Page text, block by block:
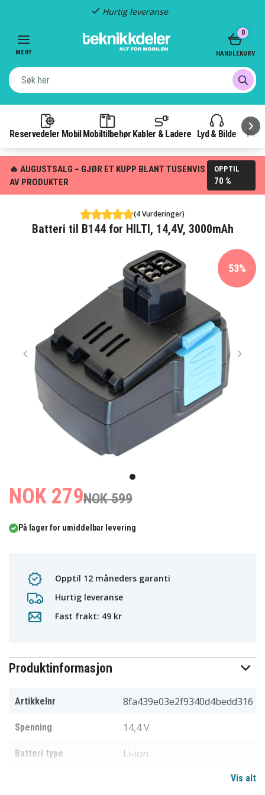
Hurtig leveranse
MENY
Reservedeler Mobil Mobiltilbehør Kabler & Ladere Lyd & Bilde
0
HANDLEKURV
🔥 AUGUSTSALG – GJØR ET KUPP BLANT TUSENVIS
AV PRODUKTER
OPPTIL
70 %
(4 Vurderinger)
Batteri til B144 for HILTI, 14,4V, 3000mAh
item
0
of
1
53%
NOK 279NOK 599
På lager for umiddelbar levering
Opptil 12 måneders garanti
Hurtig leveranse
Fast frakt: 49 kr
Produktinformasjon
Artikkelnr 8fa439e03e2f9340d4bedd316
Spenning 14,4 V
Batteri type Li-ion
Vis alt